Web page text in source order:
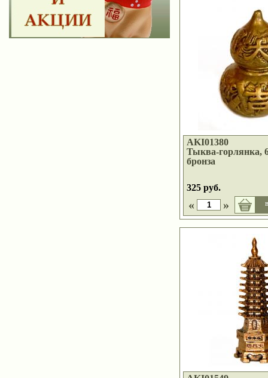
AKI01380
Тыква-горлянка,
бронза
325 руб.
« »